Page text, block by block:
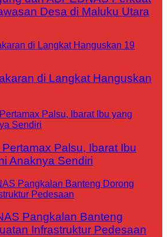
Desa di Maluku Utara
di Langkat Hanguskan
Palsu, Ibarat Ibu
Anaknya Sendiri
Pangkalan Banteng
Infrastruktur Pedesaan